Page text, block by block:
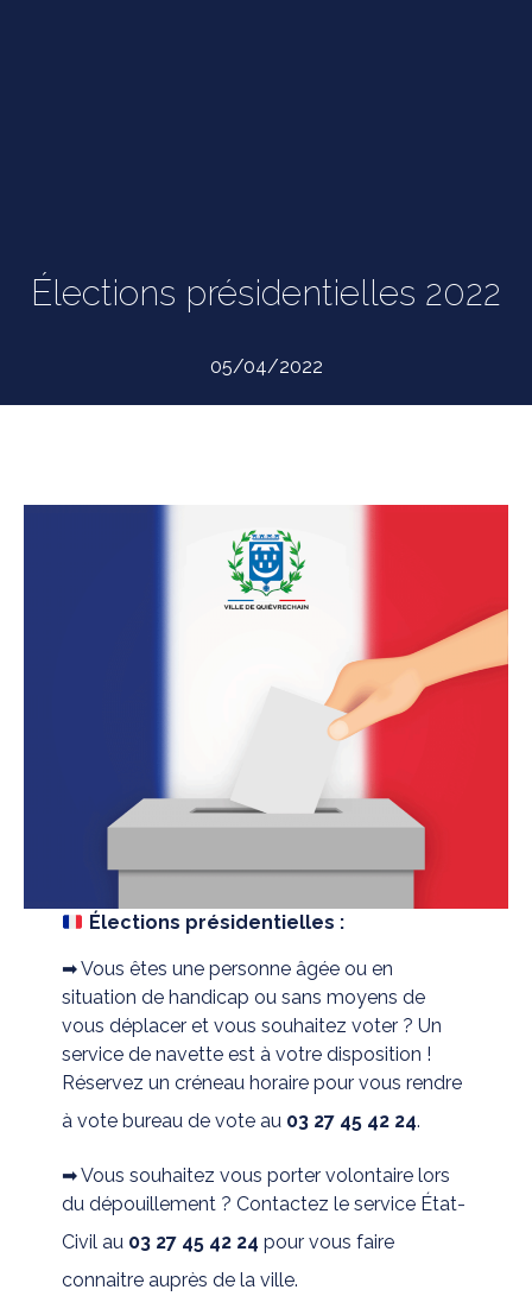
Élections présidentielles 2022
05/04/2022
Élections présidentielles :
➡ Vous êtes une personne âgée ou en
situation de handicap ou sans moyens de
vous déplacer et vous souhaitez voter ? Un
service de navette est à votre disposition !
Réservez un créneau horaire pour vous rendre
à vote bureau de vote au 03 27 45 42 24.
➡ Vous souhaitez vous porter volontaire lors
du dépouillement ? Contactez le service État-
Civil au 03 27 45 42 24 pour vous faire
connaitre auprès de la ville.